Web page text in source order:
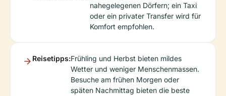
nahegelegenen Dörfern; ein Taxi
oder ein privater Transfer wird für
Komfort empfohlen.
Reisetipps:Frühling und Herbst bieten mildes
Wetter und weniger Menschenmassen.
Besuche am frühen Morgen oder
späten Nachmittag bieten die beste